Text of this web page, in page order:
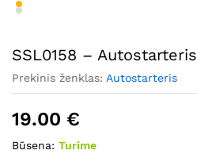
SSL0158 – Autostarteris
Prekinis ženklas: Autostarteris
19.00 €
Būsena: Turime